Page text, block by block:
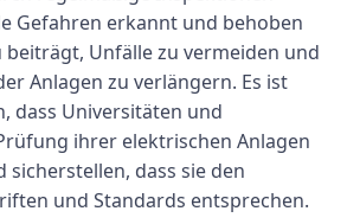
Gefahren erkannt und behoben
beiträgt, Unfälle zu vermeiden und
Anlagen zu verlängern. Es ist
dass Universitäten und
ihrer elektrischen Anlagen
sicherstellen, dass sie den
und Standards entsprechen.